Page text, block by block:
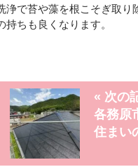
浄で苔や藻を根こそぎ取り
持ちも良くなります。
« 次の
各務原
住まい